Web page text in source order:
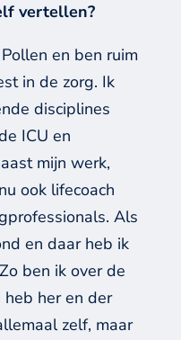
vertellen?
en ben ruim
in de zorg. Ik
disciplines
ICU en
mijn werk,
ook lifecoach
Als
en daar heb ik
ben ik over de
her en der
zelf, maar